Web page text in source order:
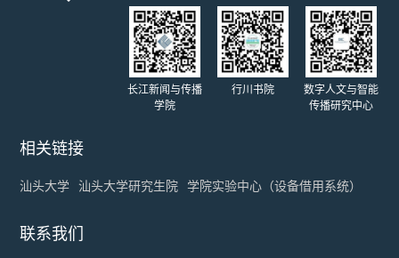
长江新闻与传播
学院
行川书院
数字人文与智能
传播研究中心
相关链接
汕头大学 汕头大学研究生院 学院实验中心（设备借用系统）
联系我们